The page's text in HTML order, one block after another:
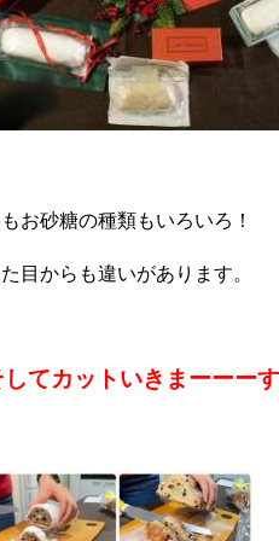
お砂糖の種類もいろいろ！
た目からも違いがあります。
してカットいきまーーー